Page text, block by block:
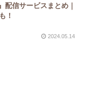
配信サービスまとめ｜
！
2024.05.14